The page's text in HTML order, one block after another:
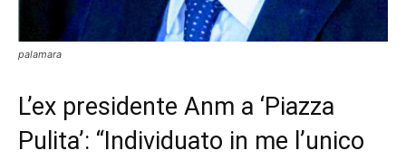
palamara
L’ex presidente Anm a ‘Piazza
Pulita’: “Individuato in me l’unico